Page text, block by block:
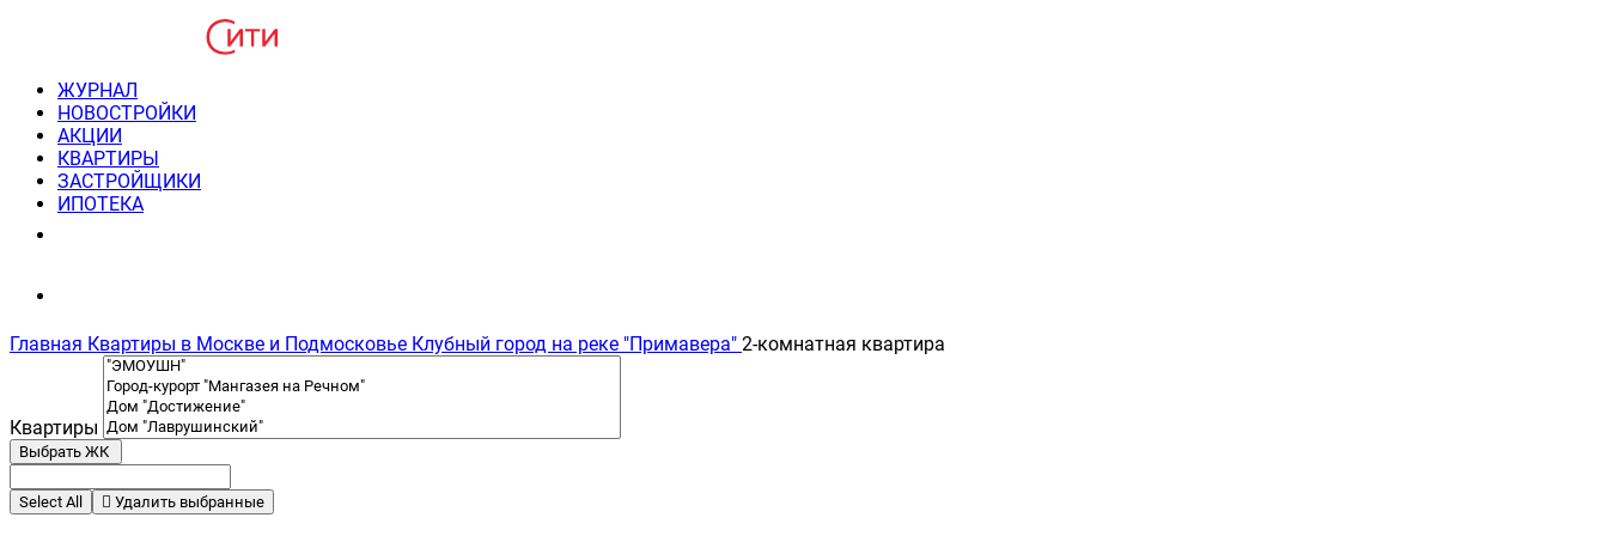
ЖУРНАЛ
НОВОСТРОЙКИ
АКЦИИ
КВАРТИРЫ
ЗАСТРОЙЩИКИ
ИПОТЕКА
Главная Квартиры в Москве и Подмосковье Клубный город на реке "Примавера" 2-комнатная квартира
Квартиры
Выбрать ЖК
Select All Удалить выбранные